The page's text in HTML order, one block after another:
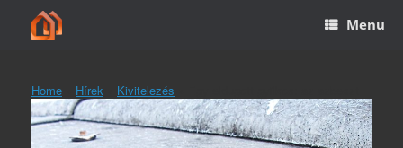
content
Menu
Home Hírek Kivitelezés